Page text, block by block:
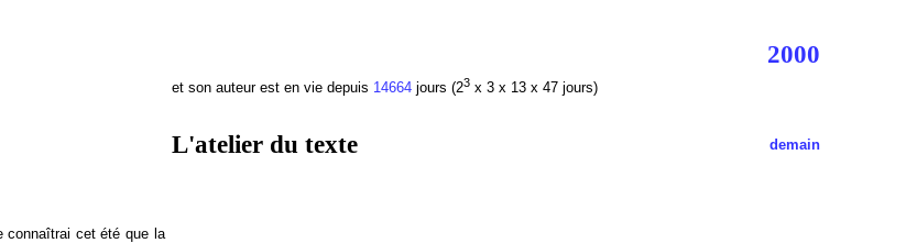
2000
et son auteur est en vie depuis 14664jours (23x 3 x 13 x 47 jours)
L'atelier du texte demain
connaîtrai cet été que la